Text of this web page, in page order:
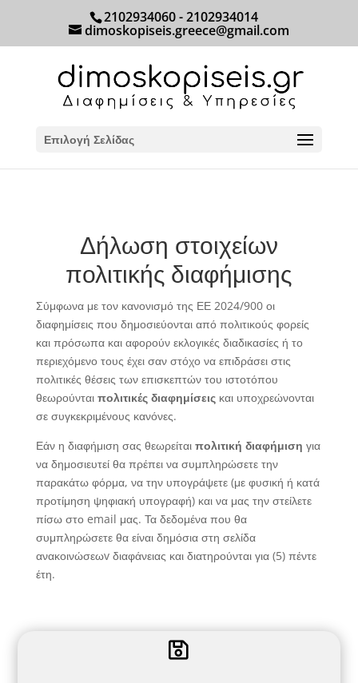
2102934060 - 2102934014
dimoskopiseis.greece@gmail.com
Επιλογή Σελίδας
Δήλωση στοιχείων
πολιτικής διαφήμισης
Σύμφωνα με τον κανονισμό της ΕΕ 2024/900 οι
διαφημίσεις που δημοσιεύονται από πολιτικούς φορείς
και πρόσωπα και αφορούν εκλογικές διαδικασίες ή το
περιεχόμενο τους έχει σαν στόχο να επιδράσει στις
πολιτικές θέσεις των επισκεπτών του ιστοτόπου
θεωρούνται πολιτικές διαφημίσεις και υποχρεώνονται
σε συγκεκριμένους κανόνες.
Εάν η διαφήμιση σας θεωρείται πολιτική διαφήμιση για
να δημοσιευτεί θα πρέπει να συμπληρώσετε την
παρακάτω φόρμα, να την υπογράψετε (με φυσική ή κατά
προτίμηση ψηφιακή υπογραφή) και να μας την στείλετε
πίσω στο email μας. Τα δεδομένα που θα
συμπληρώσετε θα είναι δημόσια στη σελίδα
ανακοινώσεωv διαφάνειας και διατηρούνται για (5) πέντε
έτη.
